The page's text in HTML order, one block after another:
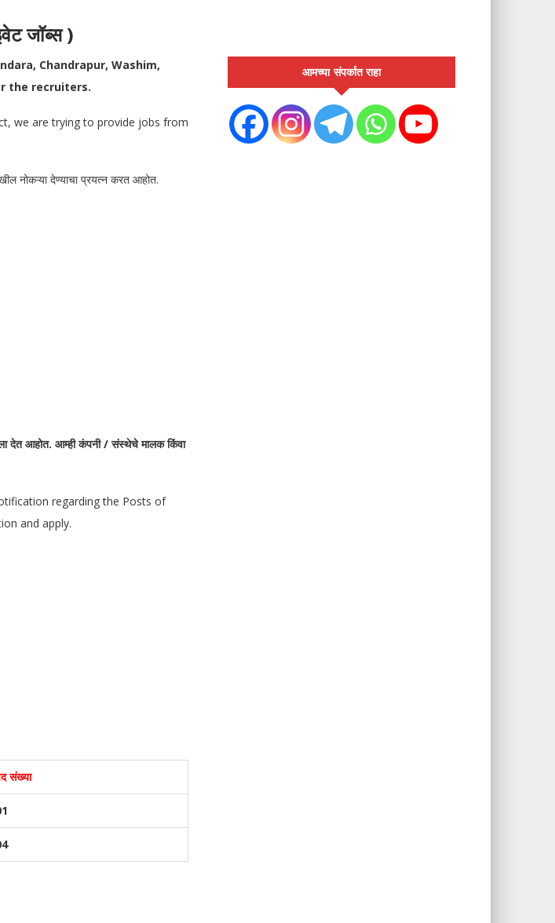
जॉब्स )
Chandrapur, Washim,
the recruiters.
we are trying to provide jobs from
नोकऱ्या देण्याचा प्रयत्न करत आहोत.
देत आहोत. आम्ही कंपनी / संस्थेचे मालक किंवा
regarding the Posts of
and apply.
संख्या
आमच्या संपर्कात राहा